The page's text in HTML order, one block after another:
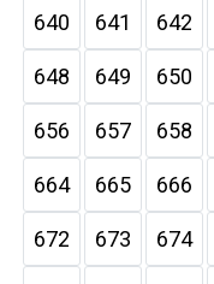
640 641 642
648 649 650
656 657 658
664 665 666
672 673 674